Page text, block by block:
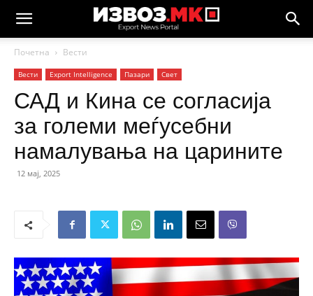
Почетна Вести
Вести Еxport Intelligence Пазари Свет
САД и Кина се согласија
за големи меѓусебни
намалувања на царините
12 мај, 2025